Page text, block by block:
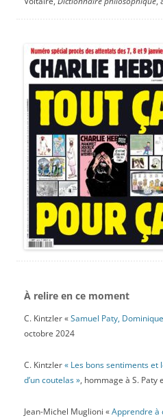
À relire en ce moment
C. Kintzler «Samuel Paty,
octobre 2024
C. Kintzler« Les bons sentiments et
d’un coutelas », hommage à S. Paty
Jean-Michel Muglioni «Apprendre à